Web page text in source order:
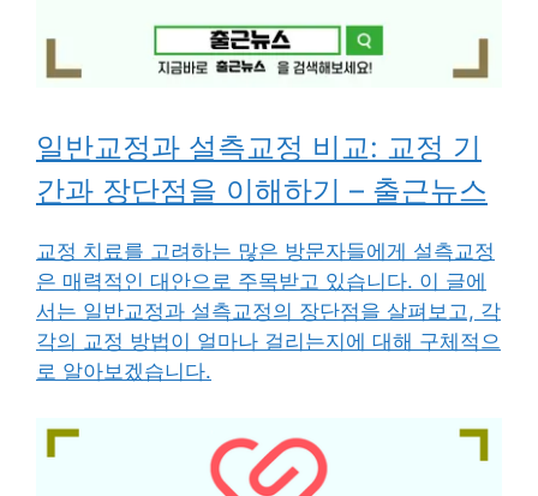
일반교정과 설측교정 비교: 교정 기
간과 장단점을 이해하기 – 출근뉴스
교정 치료를 고려하는 많은 방문자들에게 설측교정
은 매력적인 대안으로 주목받고 있습니다. 이 글에
서는 일반교정과 설측교정의 장단점을 살펴보고, 각
각의 교정 방법이 얼마나 걸리는지에 대해 구체적으
로 알아보겠습니다.